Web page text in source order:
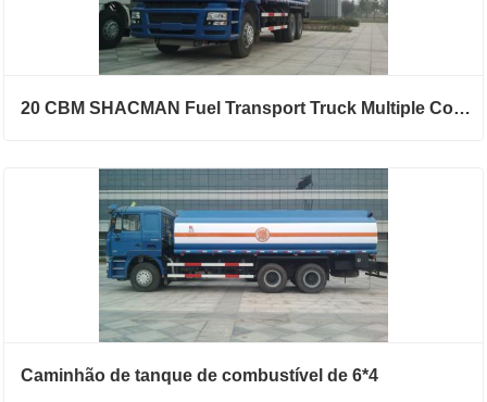
20 CBM SHACMAN Fuel Transport Truck Multiple Compartimento para óleo diferente
Caminhão de tanque de combustível de 6*4